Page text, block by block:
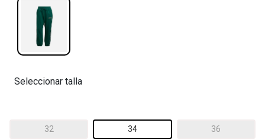
Seleccionar talla
32 34 36